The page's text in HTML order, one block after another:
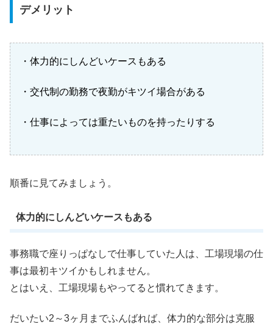
デメリット
・体力的にしんどいケースもある
・交代制の勤務で夜勤がキツイ場合がある
・仕事によっては重たいものを持ったりする
順番に見てみましょう。
体力的にしんどいケースもある
事務職で座りっぱなしで仕事していた人は、工場現場の仕
事は最初キツイかもしれません。
とはいえ、工場現場もやってると慣れてきます。
だいたい2～3ヶ月までふんばれば、体力的な部分は克服